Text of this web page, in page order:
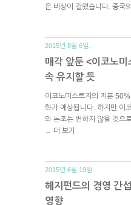
은 비상이 걸렸습니다. 중국
2015년 8월 6일.
매각 앞둔 <이코노미
속 유지할 듯
이코노미스트지의 지분
화가 예상됩니다. 하지만 이
와 논조는 변하지 않을 것으
→ 더 보기
2015년 6월 19일.
헤지펀드의 경영 간
영향